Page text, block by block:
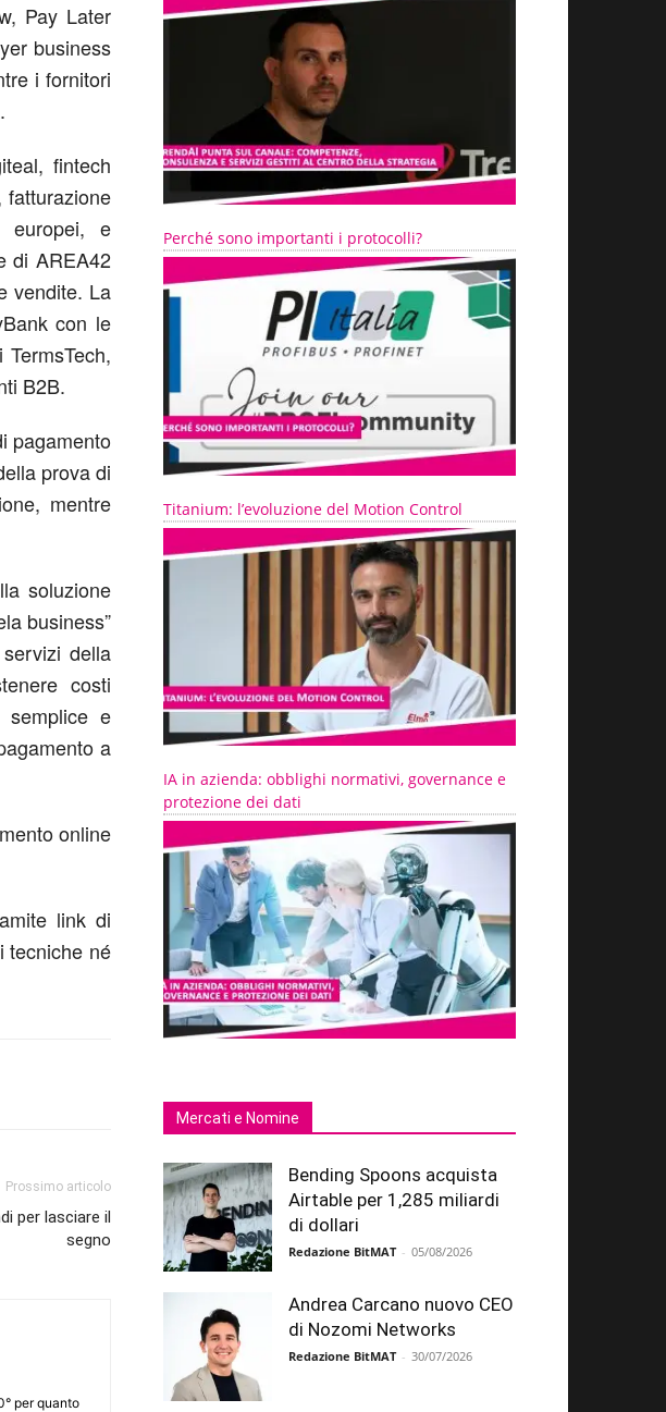
, Pay Later
business
i fornitori
, fintech
fatturazione
europei, e
di AREA42
vendite. La
con le
TermsTech,
B2B.
pagamento
prova di
mentre
soluzione
business”
della
costi
semplice e
a
online
link di
tecniche né
Prossimo articolo
per lasciare il
segno
per quanto
Perché sono importanti i protocolli?
Titanium: l’evoluzione del Motion Control
IA in azienda: obblighi normativi, governance e
protezione dei dati
Mercati e Nomine
Bending Spoons acquista
Airtable per 1,285 miliardi
di dollari
Redazione BitMAT - 05/08/2026
Andrea Carcano nuovo CEO
di Nozomi Networks
Redazione BitMAT - 30/07/2026